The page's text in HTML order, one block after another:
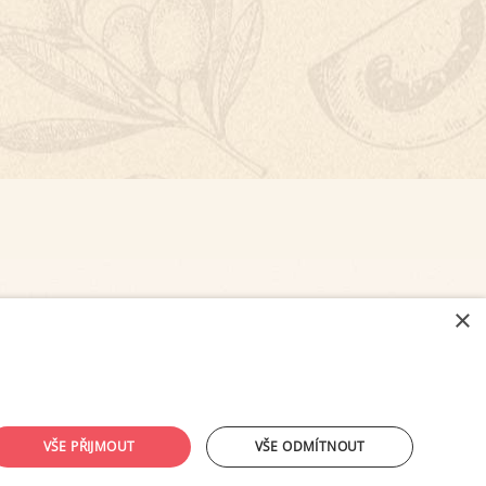
×
VŠE PŘIJMOUT VŠE ODMÍTNOUT